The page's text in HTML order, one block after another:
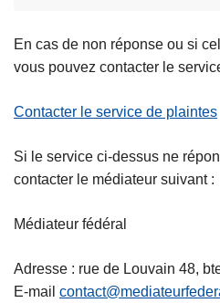
En cas de non réponse ou si
vous pouvez contacter le
Contacter le service de plaintes
Si le service ci-dessus ne
contacter le médiateur suivant :
Médiateur fédéral
Adresse : rue de Louvain 48,
E-mail